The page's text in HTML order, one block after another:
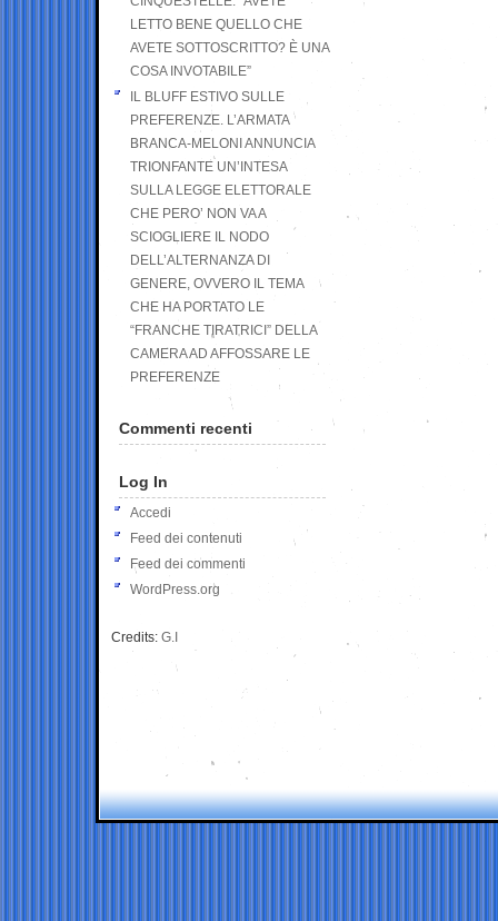
LETTO BENE QUELLO CHE
AVETE SOTTOSCRITTO? È UNA
COSA INVOTABILE”
IL BLUFF ESTIVO SULLE
PREFERENZE. L’ARMATA
BRANCA-MELONI ANNUNCIA
TRIONFANTE UN’INTESA
SULLA LEGGE ELETTORALE
CHE PERO’ NON VA A
SCIOGLIERE IL NODO
DELL’ALTERNANZA DI
GENERE, OVVERO IL TEMA
CHE HA PORTATO LE
“FRANCHE TIRATRICI” DELLA
CAMERA AD AFFOSSARE LE
PREFERENZE
Commenti recenti
Log In
Accedi
Feed dei contenuti
Feed dei commenti
WordPress.org
Credits: G.I